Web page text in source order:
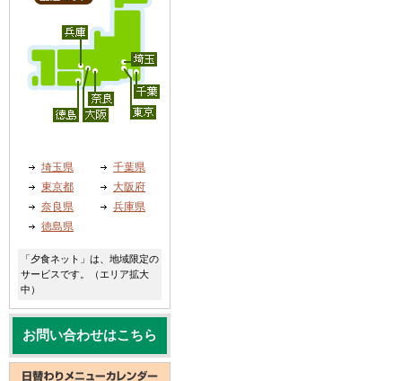
埼玉県
千葉県
東京都
大阪府
奈良県
兵庫県
徳島県
「夕食ネット」は、地域限定の
サービスです。（エリア拡大
中）
お問い合わせはこちら